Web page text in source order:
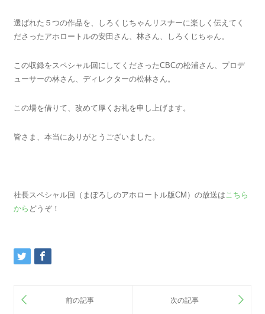
選ばれた５つの作品を、しろくじちゃんリスナーに楽しく伝えてく
ださったアホロートルの安田さん、林さん、しろくじちゃん。
この収録をスペシャル回にしてくださったCBCの松浦さん、プロデ
ューサーの林さん、ディレクターの松林さん。
この場を借りて、改めて厚くお礼を申し上げます。
皆さま、本当にありがとうございました。
社長スペシャル回（まぼろしのアホロートル版CM）の放送は こちら
から どうぞ！